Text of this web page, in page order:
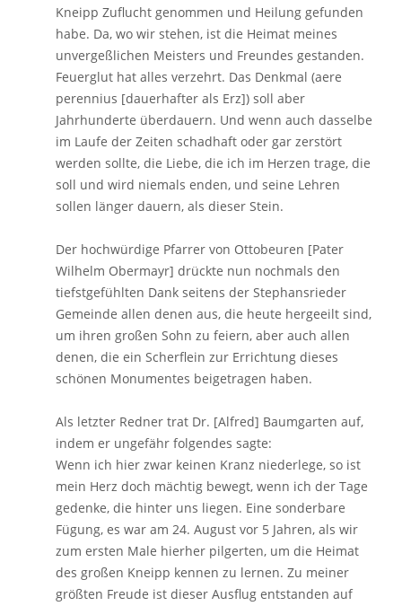
Kneipp Zuflucht genommen und Heilung gefunden
habe. Da, wo wir stehen, ist die Heimat meines
unvergeßlichen Meisters und Freundes gestanden.
Feuerglut hat alles verzehrt. Das Denkmal (aere
perennius [dauerhafter als Erz]) soll aber
Jahrhunderte überdauern. Und wenn auch dasselbe
im Laufe der Zeiten schadhaft oder gar zerstört
werden sollte, die Liebe, die ich im Herzen trage, die
soll und wird niemals enden, und seine Lehren
sollen länger dauern, als dieser Stein.
Der hochwürdige Pfarrer von Ottobeuren [Pater
Wilhelm Obermayr] drückte nun nochmals den
tiefstgefühlten Dank seitens der Stephansrieder
Gemeinde allen denen aus, die heute hergeeilt sind,
um ihren großen Sohn zu feiern, aber auch allen
denen, die ein Scherflein zur Errichtung dieses
schönen Monumentes beigetragen haben.
Als letzter Redner trat Dr. [Alfred] Baumgarten auf,
indem er ungefähr folgendes sagte:
Wenn ich hier zwar keinen Kranz niederlege, so ist
mein Herz doch mächtig bewegt, wenn ich der Tage
gedenke, die hinter uns liegen. Eine sonderbare
Fügung, es war am 24. August vor 5 Jahren, als wir
zum ersten Male hierher pilgerten, um die Heimat
des großen Kneipp kennen zu lernen. Zu meiner
größten Freude ist dieser Ausflug entstanden auf